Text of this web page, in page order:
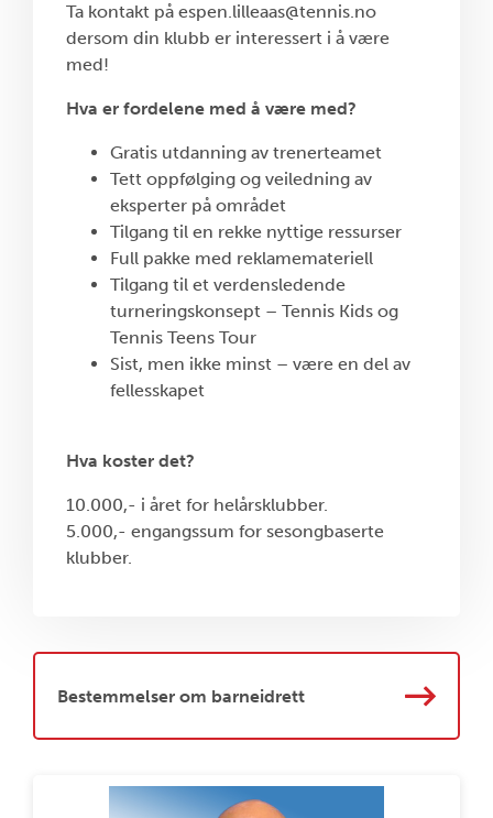
Ta kontakt på espen.lilleaas@tennis.no
dersom din klubb er interessert i å være
med!
Hva er fordelene med å være med?
Gratis utdanning av trenerteamet
Tett oppfølging og veiledning av
eksperter på området
Tilgang til en rekke nyttige ressurser
Full pakke med reklamemateriell
Tilgang til et verdensledende
turneringskonsept – Tennis Kids og
Tennis Teens Tour
Sist, men ikke minst – være en del av
fellesskapet
Hva koster det?
10.000,- i året for helårsklubber.
5.000,- engangssum for sesongbaserte
klubber.
Bestemmelser om barneidrett